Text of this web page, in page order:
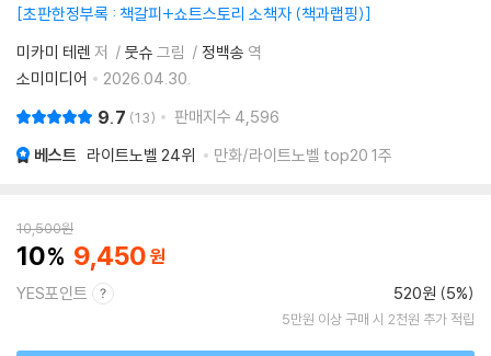
초판한정부록 : 책갈피+쇼트스토리 소책자 (책과랩핑)
미카미 테렌 저 뭇슈 그림 정백송 역
소미미디어
2026.04.30.
9.7 13 판매지수 4,596
베스트 라이트노벨 24위 만화/라이트노벨 top20 1주
10,500원
10 9,450
YES포인트 520원 (5%)
5만원 이상 구매 시 2천원 추가 적립